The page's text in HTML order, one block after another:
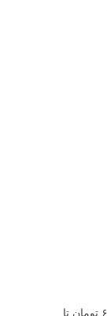
محدوده قیمت: ۶۰,۰۰۰ تومان تا